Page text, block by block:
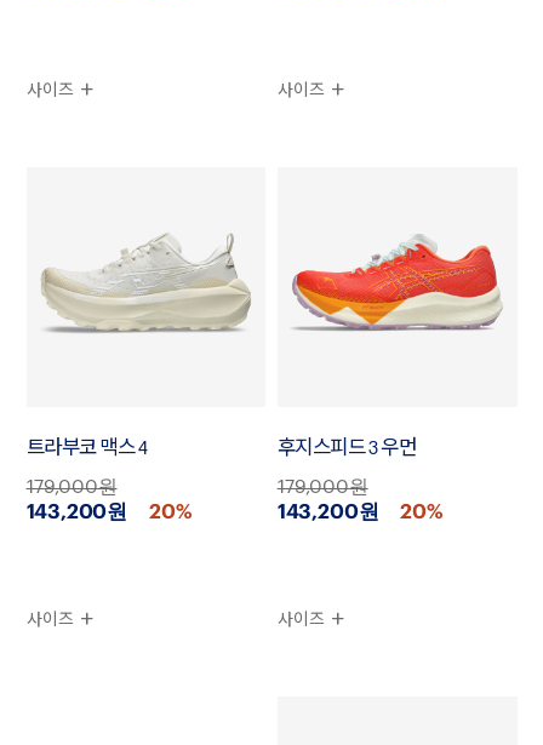
사이즈 사이즈
트라부코 맥스 4
179,000원
143,200원 20%
사이즈
후지스피드 3 우먼
179,000원
143,200원 20%
사이즈